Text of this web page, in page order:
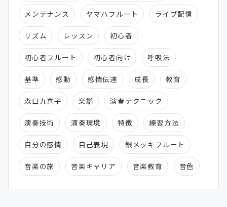
メンテナンス ヤマハフルート ライブ配信
リズム レッスン 初心者
初心者フルート 初心者向け 呼吸法
基準 感動 感情伝達 成長 教育
森口九喜子 楽譜 演奏テクニック
演奏技術 演奏環境 特徴 練習方法
自分の感情 自己表現 銀メッキフルート
音楽の旅 音楽キャリア 音楽教育 音色